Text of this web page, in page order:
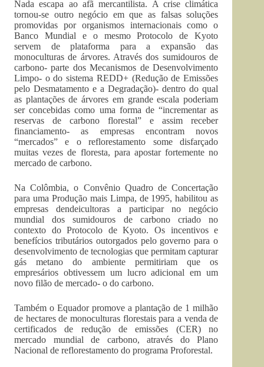
Nada escapa ao afã mercantilista. A crise climática
tornou-se outro negócio em que as falsas soluções
promovidas por organismos internacionais como o
Banco Mundial e o mesmo Protocolo de Kyoto
servem de plataforma para a expansão das
monoculturas de árvores. Através dos sumidouros de
carbono- parte dos Mecanismos de Desenvolvimento
Limpo- o do sistema REDD+ (Redução de Emissões
pelo Desmatamento e a Degradação)- dentro do qual
as plantações de árvores em grande escala poderiam
ser concebidas como uma forma de “incrementar as
reservas de carbono florestal” e assim receber
financiamento- as empresas encontram novos
“mercados” e o reflorestamento some disfarçado
muitas vezes de floresta, para apostar fortemente no
mercado de carbono.
Na Colômbia, o Convênio Quadro de Concertação
para uma Produção mais Limpa, de 1995, habilitou as
empresas dendeicultoras a participar no negócio
mundial dos sumidouros de carbono criado no
contexto do Protocolo de Kyoto. Os incentivos e
benefícios tributários outorgados pelo governo para o
desenvolvimento de tecnologias que permitam capturar
gás metano do ambiente permitiriam que os
empresários obtivessem um lucro adicional em um
novo filão de mercado- o do carbono.
Também o Equador promove a plantação de 1 milhão
de hectares de monoculturas florestais para a venda de
certificados de redução de emissões (CER) no
mercado mundial de carbono, através do Plano
Nacional de reflorestamento do programa Proforestal.